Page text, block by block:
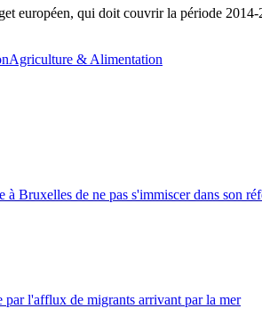
européen, qui doit couvrir la période 2014-
Agriculture & Alimentation
Bruxelles de ne pas s'immiscer dans son
par l'afflux de migrants arrivant par la mer